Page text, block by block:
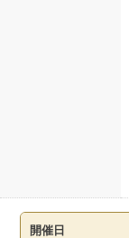
開催日